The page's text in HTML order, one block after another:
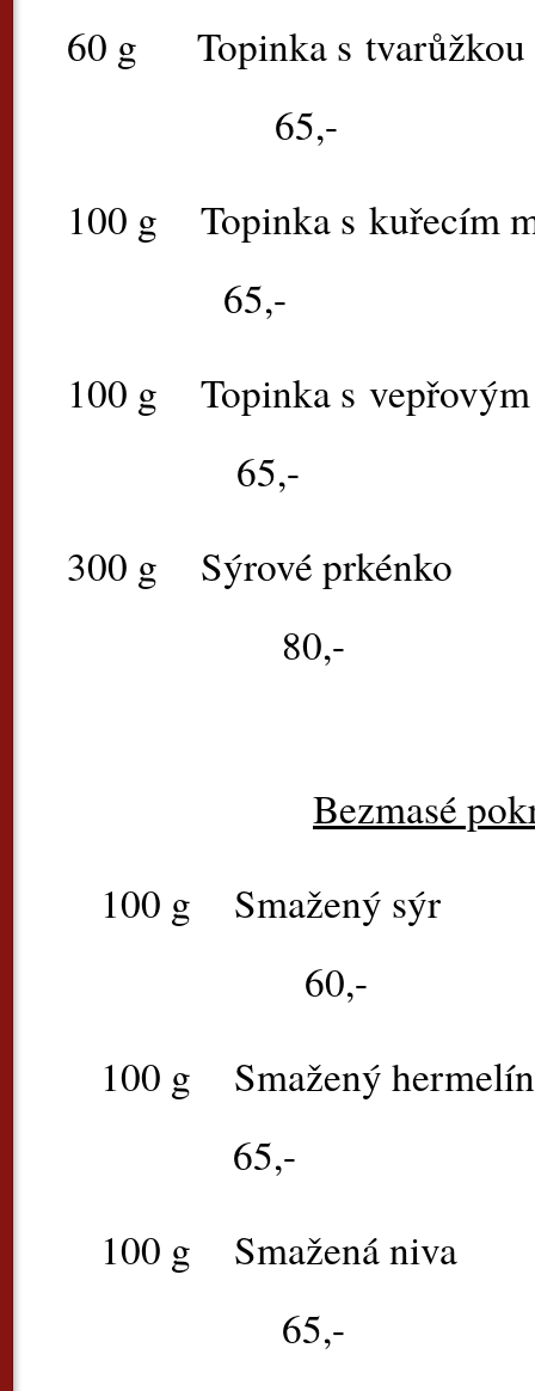
60 g
Topinka s
65,-
100 g
Topinka s
65,-
100 g
Topinka s
65,-
300 g
Sýrové
80,-
Bezmasé
100 g
60,-
100 g
65,-
100 g
65,-